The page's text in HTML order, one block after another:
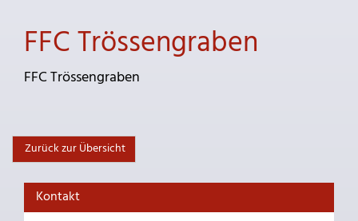
FFC Trössengraben
FFC Trössengraben
Zurück zur Übersicht
Kontakt